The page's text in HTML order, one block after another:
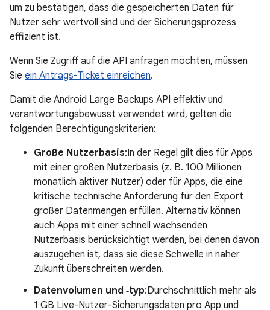
um zu bestätigen, dass die gespeicherten Daten für
Nutzer sehr wertvoll sind und der Sicherungsprozess
effizient ist.
Wenn Sie Zugriff auf die API anfragen möchten, müssen
Sie ein Antrags-Ticket einreichen.
Damit die Android Large Backups API effektiv und
verantwortungsbewusst verwendet wird, gelten die
folgenden Berechtigungskriterien:
Große Nutzerbasis:In der Regel gilt dies für Apps
mit einer großen Nutzerbasis (z. B. 100 Millionen
monatlich aktiver Nutzer) oder für Apps, die eine
kritische technische Anforderung für den Export
großer Datenmengen erfüllen. Alternativ können
auch Apps mit einer schnell wachsenden
Nutzerbasis berücksichtigt werden, bei denen davon
auszugehen ist, dass sie diese Schwelle in naher
Zukunft überschreiten werden.
Datenvolumen und ‑typ:Durchschnittlich mehr als
1 GB Live-Nutzer-Sicherungsdaten pro App und